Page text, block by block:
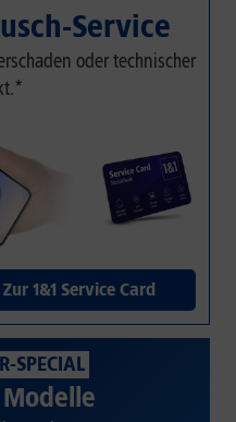
Service
oder technischer
Zur 1&1 Service Card
SPECIAL
Modelle